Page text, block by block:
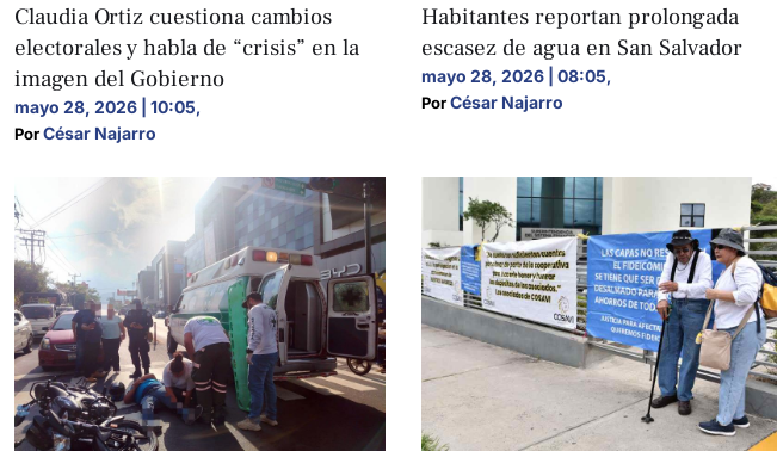
Claudia Ortiz cuestiona cambios
electorales y habla de “crisis” en la
imagen del Gobierno
mayo 28, 2026 | 10:05,
Por César Najarro
Habitantes reportan prolongada
escasez de agua en San Salvador
mayo 28, 2026 | 08:05,
Por César Najarro